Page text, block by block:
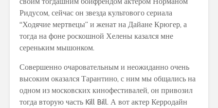
Ридусом, сейчас он звезда культового сериала
“Ходячие мертвецы” и женат на Дайане Крюгер, а
тогда на фоне роскошной Хелены казался мне
сереньким мышонком.
Совершенно очаровательным и неожиданно очень
высоким оказался Тарантино, с ним мы общались на
одном из московских кинофестивалей, он привозил
тогда вторую часть Kill Bill. А вот актер Керродайн